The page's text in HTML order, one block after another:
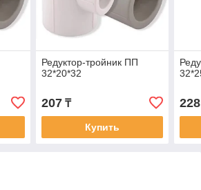
Редуктор-тройник ПП
32*20*32
207₸
Купить
228